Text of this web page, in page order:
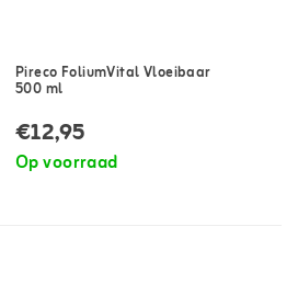
Pireco FoliumVital Vloeibaar
500 ml
€12,95
Op voorraad